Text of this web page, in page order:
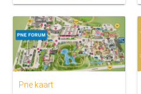
Pne kaart